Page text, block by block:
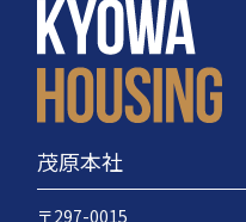
茂原本社
〒297-0015